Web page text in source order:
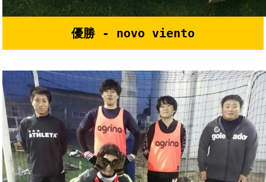
優勝 - novo viento